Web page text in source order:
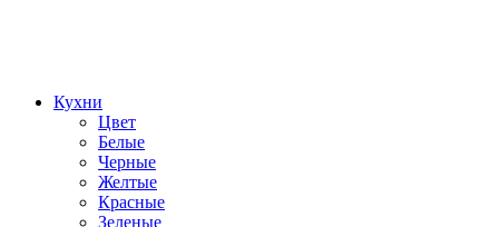
Кухни
Цвет
Белые
Черные
Желтые
Красные
Зеленые